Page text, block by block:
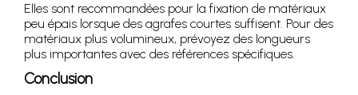
Elles sont recommandées pour la fixation de matériaux
peu épais lorsque des agrafes courtes suffisent. Pour des
matériaux plus volumineux, prévoyez des longueurs
plus importantes avec des références spécifiques.
Conclusion